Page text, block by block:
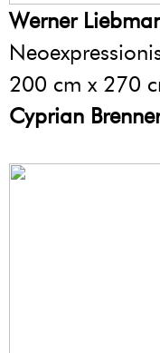
Werner
200 cm x 270
Cyprian